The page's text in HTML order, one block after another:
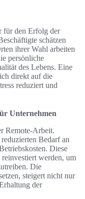
für den Erfolg der
schätzen
ihrer Wahl arbeiten
persönliche
des Lebens. Eine
direkt auf die
reduziert und
Unternehmen
Remote-Arbeit.
Bedarf an
Diese
werden, um
Die
steigert nicht nur
der